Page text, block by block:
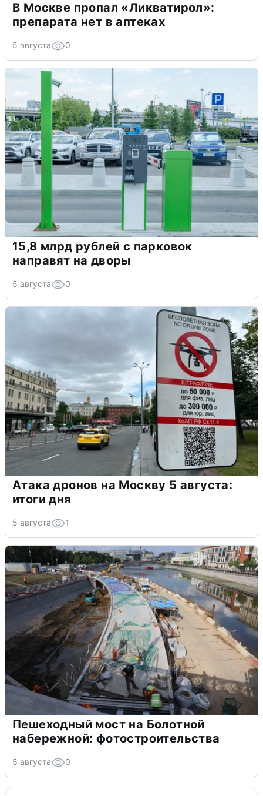
В Москве пропал «Ликватирол»:
препарата нет в аптеках
5 августа 0
15,8 млрд рублей с парковок
направят на дворы
5 августа 0
Атака дронов на Москву 5 августа:
итоги дня
5 августа 1
Пешеходный мост на Болотной
набережной: фотостроительства
5 августа 0